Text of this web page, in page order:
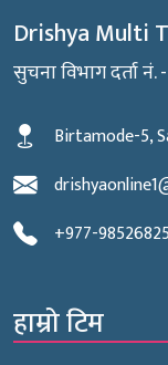
Drishya Multi
सुचना विभाग दर्ता
Birtamode-5,
+977-
हाम्रो टिम